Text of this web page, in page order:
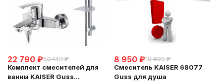
22 790 ₽50 140 ₽
Комплект смесителей для
ванны KAISER Guss
8 950 ₽19 690 ₽
Смеситель KAISER 68077
Guss для душа